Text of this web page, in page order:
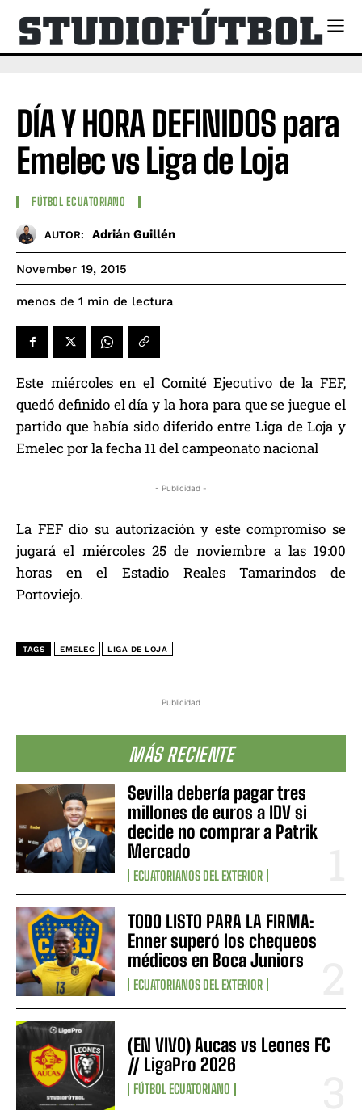
Publicidad
MÁS RECIENTE
Sevilla debería pagar tres
millones de euros a IDV si
decide no comprar a Patrik
Mercado
ECUATORIANOS DEL EXTERIOR
TODO LISTO PARA LA FIRMA:
Enner superó los chequeos
médicos en Boca Juniors
ECUATORIANOS DEL EXTERIOR
(EN VIVO) Aucas vs Leones FC
// LigaPro 2026
FÚTBOL ECUATORIANO
DÍA Y HORA DEFINIDOS para
Emelec vs Liga de Loja
FÚTBOL ECUATORIANO
AUTOR: Adrián Guillén
November 19, 2015
menos de 1 min de lectura
Este miércoles en el Comité Ejecutivo de la FEF,
quedó definido el día y la hora para que se juegue el
partido que había sido diferido entre Liga de Loja y
Emelec por la fecha 11 del campeonato nacional
- Publicidad -
La FEF dio su autorización y este compromiso se
jugará el miércoles 25 de noviembre a las 19:00
horas en el Estadio Reales Tamarindos de
Portoviejo.
TAGS EMELEC LIGA DE LOJA